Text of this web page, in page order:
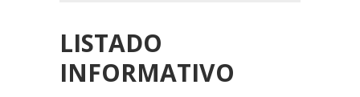
LISTADO
INFORMATIVO